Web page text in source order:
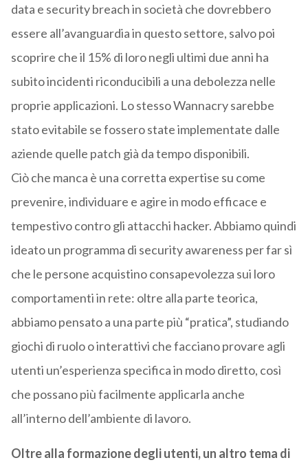
data e security breach in società che dovrebbero
essere all’avanguardia in questo settore, salvo poi
scoprire che il 15% di loro negli ultimi due anni ha
subito incidenti riconducibili a una debolezza nelle
proprie applicazioni. Lo stesso Wannacry sarebbe
stato evitabile se fossero state implementate dalle
aziende quelle patch già da tempo disponibili.
Ciò che manca è una corretta expertise su come
prevenire, individuare e agire in modo efficace e
tempestivo contro gli attacchi hacker. Abbiamo quindi
ideato un programma di security awareness per far sì
che le persone acquistino consapevolezza sui loro
comportamenti in rete: oltre alla parte teorica,
abbiamo pensato a una parte più “pratica”, studiando
giochi di ruolo o interattivi che facciano provare agli
utenti un’esperienza specifica in modo diretto, così
che possano più facilmente applicarla anche
all’interno dell’ambiente di lavoro.
Oltre alla formazione degli utenti, un altro tema di